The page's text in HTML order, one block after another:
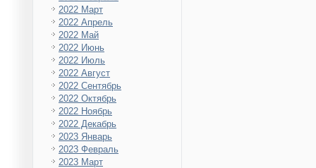
2022 Март
2022 Апрель
2022 Май
2022 Июнь
2022 Июль
2022 Август
2022 Сентябрь
2022 Октябрь
2022 Ноябрь
2022 Декабрь
2023 Январь
2023 Февраль
2023 Март